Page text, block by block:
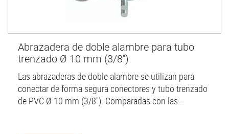
Abrazadera de doble alambre para tubo
trenzado Ø 10 mm (3/8'')
Las abrazaderas de doble alambre se utilizan para
conectar de forma segura conectores y tubo trenzado
de PVC Ø 10 mm (3/8''). Comparadas con las...